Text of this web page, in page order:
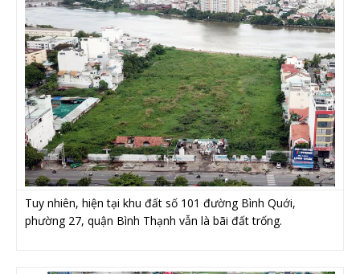
Tuy nhiên, hiện tại khu đất số 101 đường Bình Quới,
phường 27, quận Bình Thạnh vẫn là bãi đất trống.